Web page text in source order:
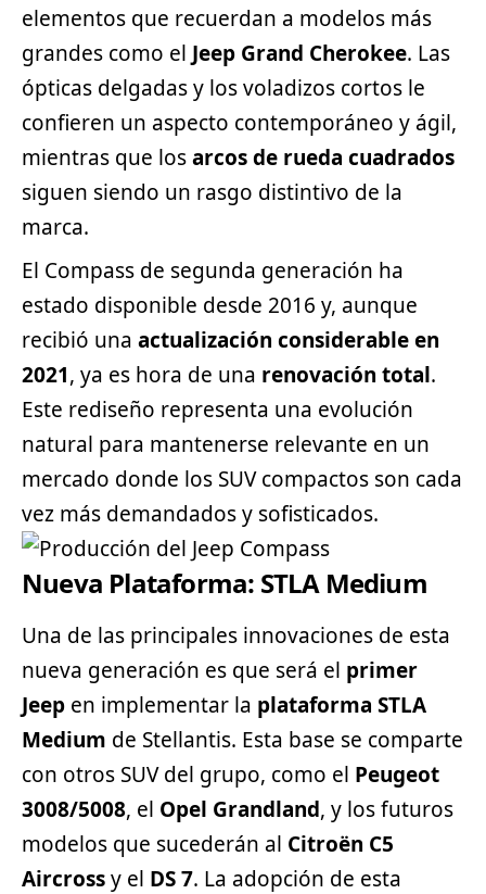
elementos que recuerdan a modelos más
grandes como el Jeep Grand Cherokee. Las
ópticas delgadas y los voladizos cortos le
confieren un aspecto contemporáneo y ágil,
mientras que losarcos de rueda cuadrados
siguen siendo un rasgo distintivo de la
marca.
El Compass de segunda generación ha
estado disponible desde 2016 y, aunque
recibió una actualización considerable en
2021, ya es hora de una renovación total.
Este rediseño representa una evolución
natural para mantenerse relevante en un
mercado donde los SUVcompactos son cada
vez más demandados y sofisticados.
Nueva Plataforma: STLA Medium
Una de las principales innovaciones de esta
nueva generación es que será el primer
Jeep en implementar la plataforma STLA
Medium de Stellantis. Esta base se comparte
con otros SUV del grupo, como el Peugeot
3008/5008, el Opel Grandland, y los futuros
modelos que sucederán al Citroën C5
Aircrossy el DS 7. La adopción de esta